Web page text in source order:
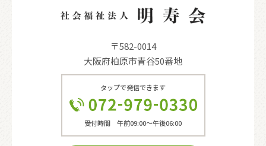
〒582-0014
大阪府柏原市青谷50番地
タップで発信できます
受付時間 午前09:00〜午後06:00